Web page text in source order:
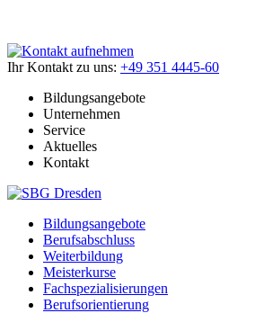
Ihr Kontakt zu uns: +49 351 4445-60
Bildungsangebote
Unternehmen
Service
Aktuelles
Kontakt
Bildungsangebote
Berufsabschluss
Weiterbildung
Meisterkurse
Fachspezialisierungen
Berufsorientierung